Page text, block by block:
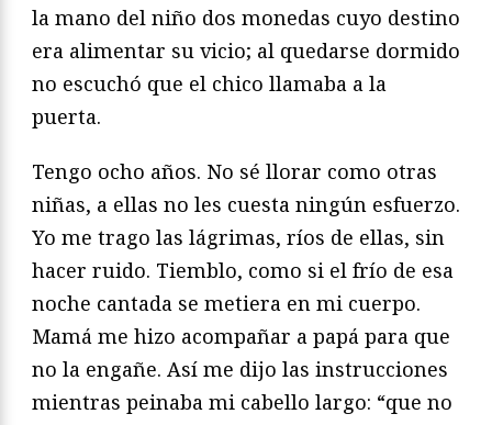
la mano del niño dos monedas cuyo destino
era alimentar su vicio; al quedarse dormido
no escuchó que el chico llamaba a la
puerta.
Tengo ocho años. No sé llorar como otras
niñas, a ellas no les cuesta ningún esfuerzo.
Yo me trago las lágrimas, ríos de ellas, sin
hacer ruido. Tiemblo, como si el frío de esa
noche cantada se metiera en mi cuerpo.
Mamá me hizo acompañar a papá para que
no la engañe. Así me dijo las instrucciones
mientras peinaba mi cabello largo: “que no